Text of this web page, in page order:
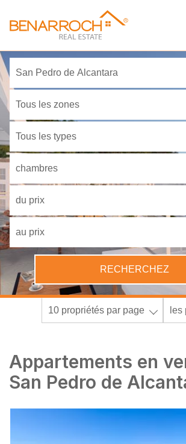
San Pedro de Alcantara
Tous les zones
Tous les types
chambres
du prix
au prix
RECHERCHEZ
10 propriétés par page les
Appartements en
San Pedro de